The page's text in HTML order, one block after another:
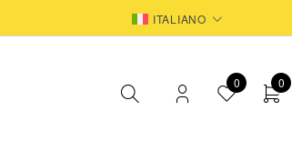
ITALIANO
0 0